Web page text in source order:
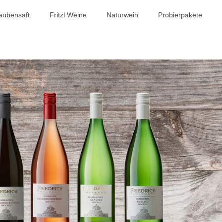
Fritzl Weine Naturwein Probierpakete